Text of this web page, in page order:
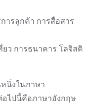
ารลูกค้า การสื่อสาร
ยว การธนาคาร โลจิสติ
นึ่งในภาษา
อไปนี้คือภาษาอังกฤษ